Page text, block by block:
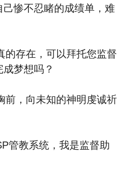
惨不忍睹的成绩单，难
存在，可以拜托您监督
梦想吗？
，向未知的神明虔诚祈
管教系统，我是监督助